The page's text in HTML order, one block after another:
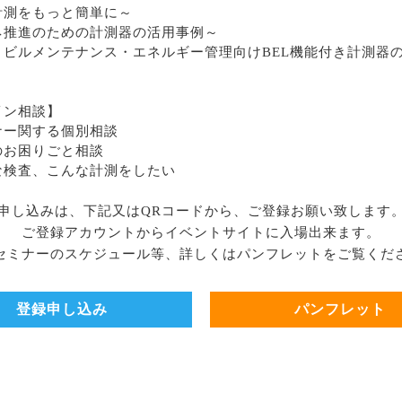
をもっと簡単に～
進のための計測器の活用事例～
ルメンテナンス・エネルギー管理向けBEL機能付き計測器
相談】
関する個別相談
困りごと相談
査、こんな計測をしたい
し込みは、下記又はQRコードから、ご登録お願い致します。
ご登録アカウントからイベントサイトに入場出来ます。
ミナーのスケジュール等、詳しくはパンフレットをご覧くだ
登録申し込み パンフレット